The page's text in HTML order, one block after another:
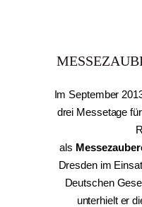
Im September
drei Messetage
als
Dresden im
Deutschen
unterhielt er